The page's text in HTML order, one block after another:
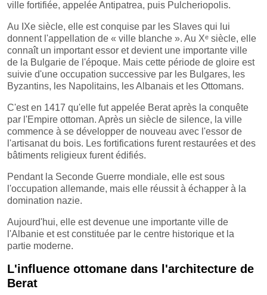
ville fortifiée, appelée Antipatrea, puis Pulcheriopolis.
Au IXe siècle, elle est conquise par les Slaves qui lui
donnent l'appellation de « ville blanche ». Au Xᵉ siècle, elle
connaît un important essor et devient une importante ville
de la Bulgarie de l'époque. Mais cette période de gloire est
suivie d'une occupation successive par les Bulgares, les
Byzantins, les Napolitains, les Albanais et les Ottomans.
C'est en 1417 qu'elle fut appelée Berat après la conquête
par l'Empire ottoman. Après un siècle de silence, la ville
commence à se développer de nouveau avec l'essor de
l'artisanat du bois. Les fortifications furent restaurées et des
bâtiments religieux furent édifiés.
Pendant la Seconde Guerre mondiale, elle est sous
l'occupation allemande, mais elle réussit à échapper à la
domination nazie.
Aujourd'hui, elle est devenue une importante ville de
l'Albanie et est constituée par le centre historique et la
partie moderne.
L'influence ottomane dans l'architecture de
Berat